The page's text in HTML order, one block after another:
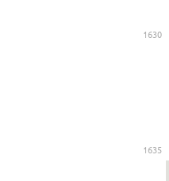
1630
1635